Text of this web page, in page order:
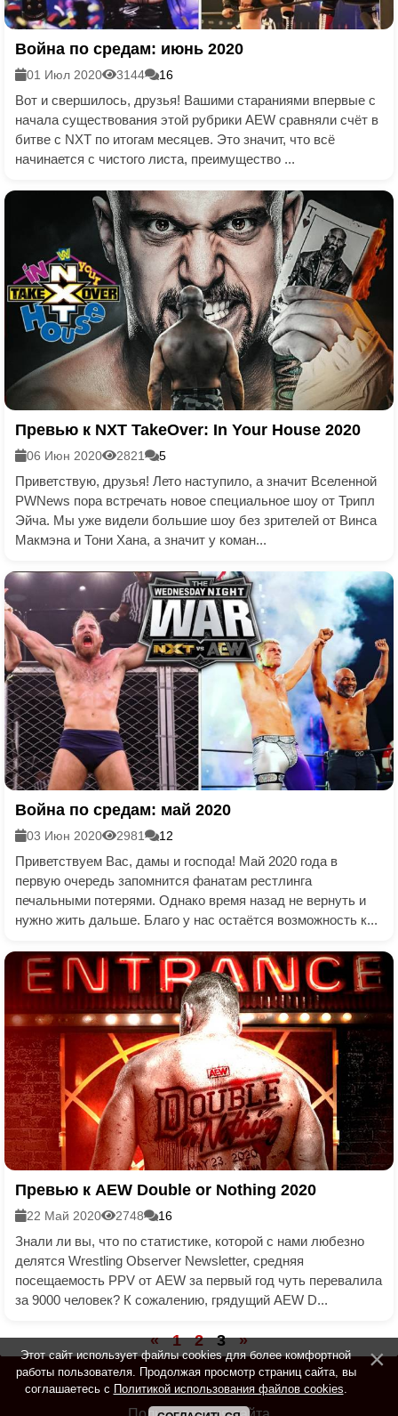
Война по средам: июнь 2020
01 Июл 2020 3144 16
Вот и свершилось, друзья! Вашими стараниями впервые с
начала существования этой рубрики AEW сравняли счёт в
битве с NXT по итогам месяцев. Это значит, что всё
начинается с чистого листа, преимущество ...
Превью к NXT TakeOver: In Your House 2020
06 Июн 2020 2821 5
Приветствую, друзья! Лето наступило, а значит Вселенной
PWNews пора встречать новое специальное шоу от Трипл
Эйча. Мы уже видели большие шоу без зрителей от Винса
Макмэна и Тони Хана, а значит у коман...
Война по средам: май 2020
03 Июн 2020 2981 12
Приветствуем Вас, дамы и господа! Май 2020 года в
первую очередь запомнится фанатам рестлинга
печальными потерями. Однако время назад не вернуть и
нужно жить дальше. Благо у нас остаётся возможность к...
Превью к AEW Double or Nothing 2020
22 Май 2020 2748 16
Знали ли вы, что по статистике, которой с нами любезно
делятся Wrestling Observer Newsletter, средняя
посещаемость PPV от AEW за первый год чуть перевалила
за 9000 человек? К сожалению, грядущий AEW D...
« 1 2 3 »
Этот сайт использует файлы cookies для более комфортной
работы пользователя. Продолжая просмотр страниц сайта, вы
соглашаетесь с Политикой использования файлов cookies.